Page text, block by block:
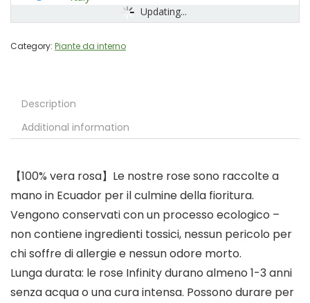
Updating...
Category: Piante da interno
Description
Additional information
【100% vera rosa】Le nostre rose sono raccolte a
mano in Ecuador per il culmine della fioritura.
Vengono conservati con un processo ecologico –
non contiene ingredienti tossici, nessun pericolo per
chi soffre di allergie e nessun odore morto.
Lunga durata: le rose Infinity durano almeno 1-3 anni
senza acqua o una cura intensa. Possono durare per